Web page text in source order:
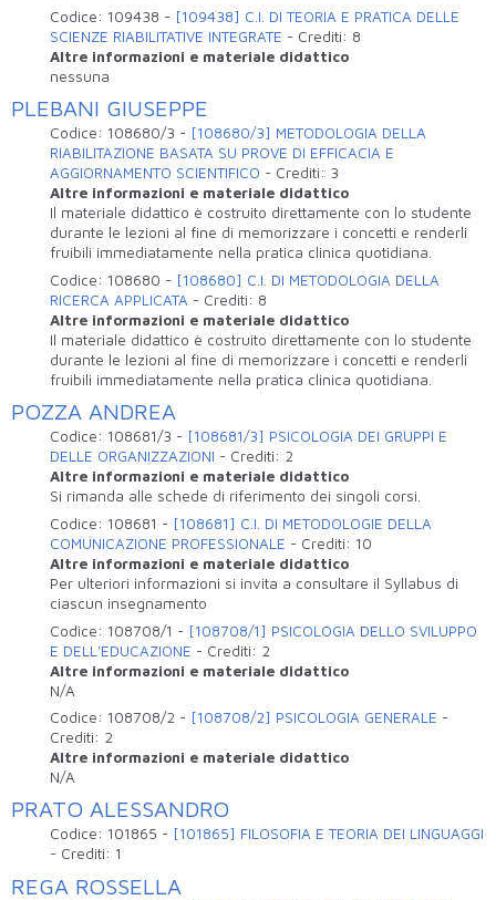
Codice: 109438 - [109438] C.I. DI TEORIA E PRATICA DELLE
SCIENZE RIABILITATIVE INTEGRATE - Crediti: 8
Altre informazioni e materiale didattico
nessuna
PLEBANI GIUSEPPE
Codice: 108680/3 - [108680/3] METODOLOGIA DELLA
RIABILITAZIONE BASATA SU PROVE DI EFFICACIA E
AGGIORNAMENTO SCIENTIFICO - Crediti: 3
Altre informazioni e materiale didattico
Il materiale didattico è costruito direttamente con lo studente
durante le lezioni al fine di memorizzare i concetti e renderli
fruibili immediatamente nella pratica clinica quotidiana.
Codice: 108680 - [108680] C.I. DI METODOLOGIA DELLA
RICERCA APPLICATA - Crediti: 8
Altre informazioni e materiale didattico
Il materiale didattico è costruito direttamente con lo studente
durante le lezioni al fine di memorizzare i concetti e renderli
fruibili immediatamente nella pratica clinica quotidiana.
POZZA ANDREA
Codice: 108681/3 - [108681/3] PSICOLOGIA DEI GRUPPI E
DELLE ORGANIZZAZIONI - Crediti: 2
Altre informazioni e materiale didattico
Si rimanda alle schede di riferimento dei singoli corsi.
Codice: 108681 - [108681] C.I. DI METODOLOGIE DELLA
COMUNICAZIONE PROFESSIONALE - Crediti: 10
Altre informazioni e materiale didattico
Per ulteriori informazioni si invita a consultare il Syllabus di
ciascun insegnamento
Codice: 108708/1 - [108708/1] PSICOLOGIA DELLO SVILUPPO
E DELL'EDUCAZIONE - Crediti: 2
Altre informazioni e materiale didattico
N/A
Codice: 108708/2 - [108708/2] PSICOLOGIA GENERALE -
Crediti: 2
Altre informazioni e materiale didattico
N/A
PRATO ALESSANDRO
Codice: 101865 - [101865] FILOSOFIA E TEORIA DEI LINGUAGGI
- Crediti: 1
REGA ROSSELLA